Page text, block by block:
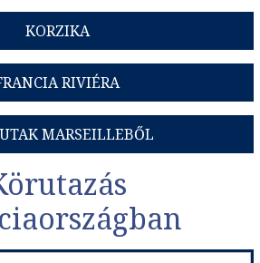
KORZIKA
RIVIÉRA
MARSEILLEBŐL